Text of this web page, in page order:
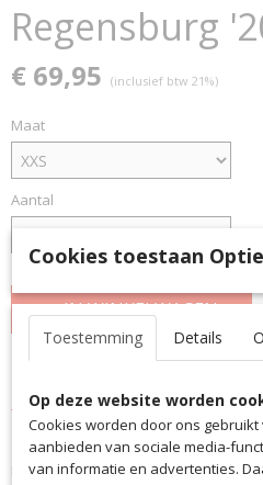
Regensburg
€ 69,95 (inclusief btw 21%)
Maat
Aantal
IN WINKELWAGEN
Productcode
RB4553
EAN code
Omschrijving
Derde shirt van SSV Jahn
Cookies toestaan
Toestemming Details
Op deze website worden
Cookies worden door ons
aanbieden van sociale media-
van informatie en advertenties.